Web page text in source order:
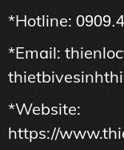
*Hotline:
*Email:
*Website:
https://